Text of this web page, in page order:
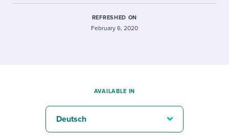
REFRESHED ON
February 6, 2020
AVAILABLE IN
Deutsch